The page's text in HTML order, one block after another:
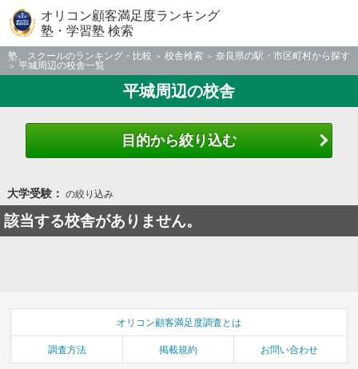
オリコン顧客満足度ランキング
塾・学習塾 検索
塾、スクールのランキング・比較 校舎検索
奈良県の駅・市区町村から探す
平城周辺の校舎一覧
平城周辺の校舎
目的から絞り込む
大学受験： の絞り込み
該当する校舎がありません。
オリコン顧客満足度調査とは
調査方法 掲載規約 お問い合わせ